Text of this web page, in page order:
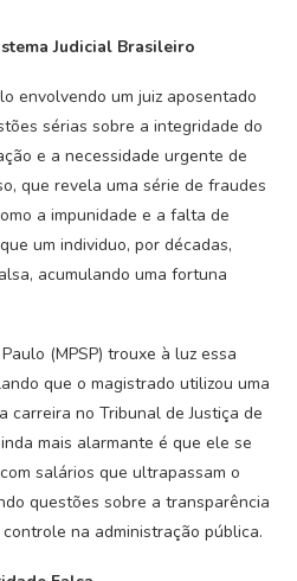
Judicial Brasileiro
envolvendo um juiz aposentado
sérias sobre a integridade do
e a necessidade urgente de
que revela uma série de fraudes
a impunidade e a falta de
um individuo, por décadas,
acumulando uma fortuna
(MPSP) trouxe à luz essa
que o magistrado utilizou uma
carreira no Tribunal de Justiça de
mais alarmante é que ele se
salários que ultrapassam o
questões sobre a transparência
na administração pública.